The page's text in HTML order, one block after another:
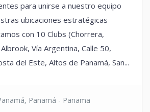
para unirse a nuestro equipo
ubicaciones estratégicas
con 10 Clubs (Chorrera,
Vía Argentina, Calle 50,
del Este, Altos de Panamá, San...
Panamá - Panama